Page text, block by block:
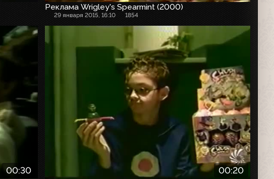
Реклама Wrigley's Spearmint (2000)
29 января 2015, 16:10 1854
00:30 00:20